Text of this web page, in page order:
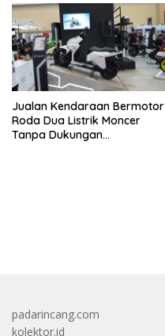
Jualan Kendaraan Bermotor
Roda Dua Listrik Moncer
Tanpa Dukungan
padarincang.com
kolektor.id